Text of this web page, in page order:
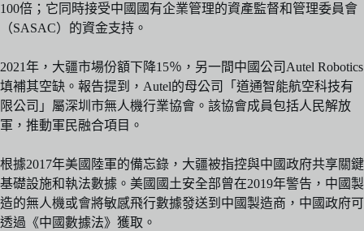
100倍；它同時接受中國國有企業管理的資產監督和管理委員會
（SASAC）的資金支持。
2021年，大疆市場份額下降15％，另一間中國公司Autel Robotics
填補其空缺。報告提到，Autel的母公司「道通智能航空科技有
限公司」屬深圳市無人機行業協會。該協會成員包括人民解放
軍，推動軍民融合項目。
根據2017年美國陸軍的備忘錄，大疆被指控與中國政府共享關鍵
基礎設施和執法數據。美國國土安全部曾在2019年警告，中國製
造的無人機或會將敏感飛行數據發送到中國製造商，中國政府可
透過《中國數據法》獲取。